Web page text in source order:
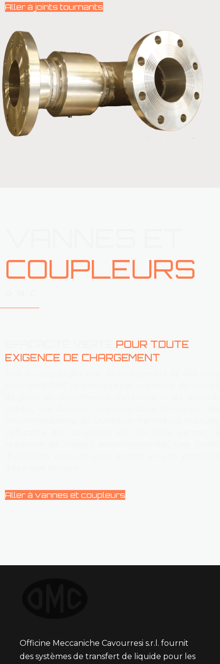
Aller à joints tournants
COUPLEURS
POUR TOUTE
EXIGENCE DE CHARGEMENT
Aller à vannes et coupleurs
Officine Meccaniche Cavourresi s.r.l. fournit
des systèmes de transfert de liquide pour les